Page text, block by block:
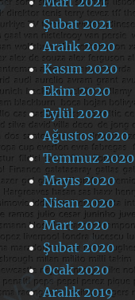
Şubat 2021
Aralık 2020
Kasım 2020
Ekim 2020
Eylül 2020
Ağustos 2020
Temmuz 2020
Mayıs 2020
Nisan 2020
Mart 2020
Şubat 2020
Ocak 2020
Aralık 2019